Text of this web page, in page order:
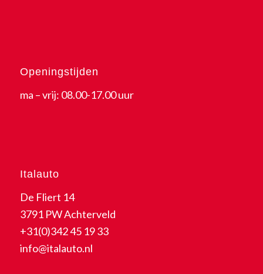
Openingstijden
ma – vrij: 08.00-17.00 uur
Italauto
De Fliert 14
3791 PW Achterveld
+31(0)342 45 19 33
info@italauto.nl